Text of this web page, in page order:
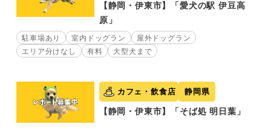
【静岡・伊東市】「愛犬の駅 伊豆高
原」
駐車場あり 室内ドッグラン
屋外ドッグラン
エリア分けなし
有料 大型犬まで
カフェ・飲食店 静岡県
【静岡・伊東市】「そば処 明日葉」